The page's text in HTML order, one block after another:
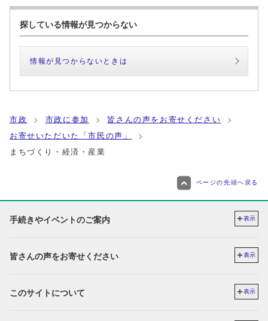
探している情報が見つからない
情報が見つからないときは
市政 市政に参加
皆さんの声をお寄せください
お寄せいただいた「市民の声」
まちづくり・経済・産業
ページの先頭へ戻る
手続きやイベントのご案内 表示
皆さんの声をお寄せください 表示
このサイトについて 表示